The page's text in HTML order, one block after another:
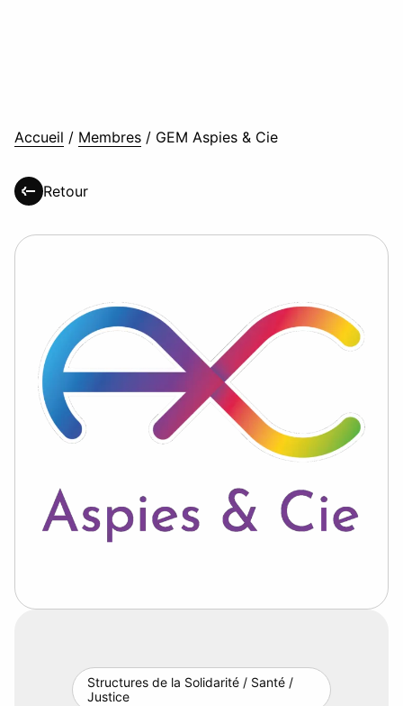
Accueil / Membres / GEM Aspies & Cie
Retour
Structures de la Solidarité / Santé /
Justice